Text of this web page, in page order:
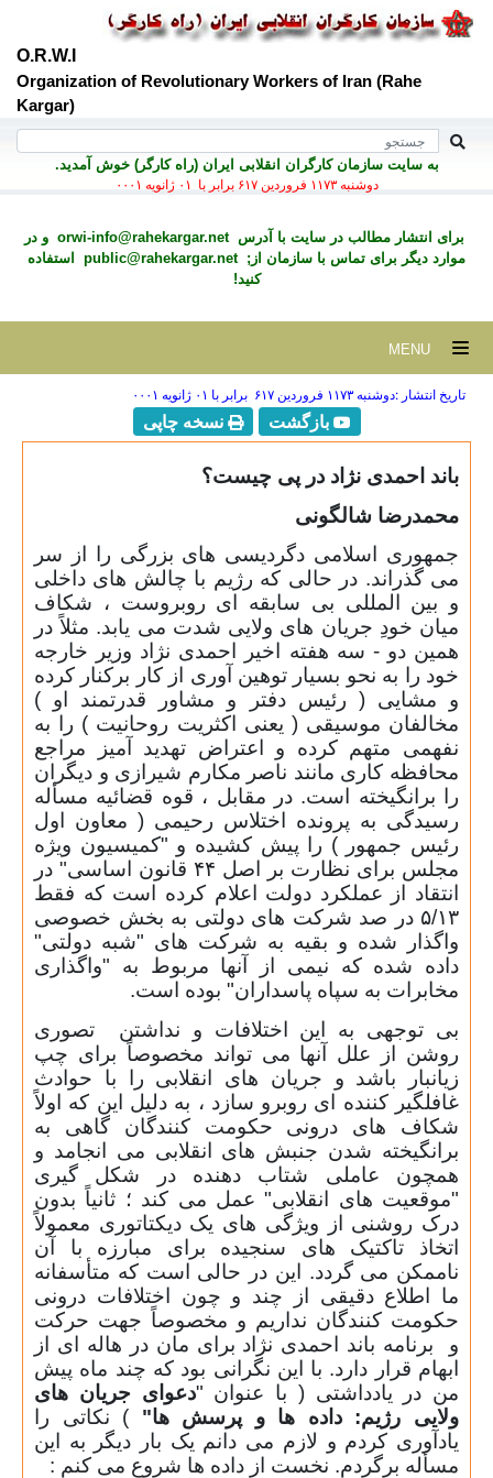
O.R.W.I
Organization of Revolutionary Workers of Iran (Rahe
Kargar)
به سايت سازمان کارگران انقلابی ايران (راه کارگر) خوش آمديد.
دوشنبه ۱۱۷۳ فروردين ۶۱۷ برابر با ۰۱ ژانويه ۰۰۰۱
برای انتشار مطالب در سايت با آدرسorwi-info@rahekargar.net و در
موارد ديگر برای تماس با سازمان از;public@rahekargar.net
استفاده
کنید!
تاریخ انتشار :دوشنبه ۱۱۷۳ فروردين ۶۱۷ برابر با ۰۱ ژانويه ۰۰۰۱
بازگشت نسخه چاپی
باند احمدی نژاد در پی چیست؟
محمدرضا شالگونی
جمهوری اسلامی دگردیسی های بزرگی را از سر
می گذراند. در حالی که رژیم با چالش های داخلی
و بین المللی بی سابقه ای روبروست ، شکاف
میان خودِ جریان های ولایی شدت می یابد. مثلاً در
همین دو - سه هفته اخیر احمدی نژاد وزیر خارجه
خود را به نحو بسیار توهین آوری از کار برکنار کرده
و مشایی ( رئیس دفتر و مشاور قدرتمند او )
مخالفان موسیقی ( یعنی اکثریت روحانیت ) را به
نفهمی متهم کرده و اعتراض تهدید آمیز مراجع
محافظه کاری مانند ناصر مکارم شیرازی و دیگران
را برانگیخته است. در مقابل ، قوه قضائیه مسأله
رسیدگی به پرونده اختلاس رحیمی ( معاون اول
رئیس جمهور ) را پیش کشیده و "کمیسیون ویژه
مجلس برای نظارت بر اصل ۴۴ قانون اساسی" در
انتقاد از عملکرد دولت اعلام کرده است که فقط
۵/۱۳ در صد شرکت های دولتی به بخش خصوصی
واگذار شده و بقیه به شرکت های "شبه دولتی"
داده شده که نیمی از آنها مربوط به "واگذاری
مخابرات به سپاه پاسداران" بوده است.
بی توجهی به این اختلافات و نداشتن
تصوری
روشن از علل آنها می تواند مخصوصاً برای چپ
زیانبار باشد و جریان های انقلابی را با حوادث
غافلگیر کننده ای روبرو سازد ، به دلیل این که اولاً
شکاف های درونی حکومت کنندگان گاهی به
برانگیخته شدن جنبش های انقلابی می انجامد و
همچون عاملی شتاب دهنده در شکل گیری
"موقعیت های انقلابی" عمل می کند ؛ ثانیاً بدون
درک روشنی از ویژگی های یک دیکتاتوری معمولاً
اتخاذ تاکتیک های سنجیده برای مبارزه با آن
ناممکن می گردد. این در حالی است که متأسفانه
ما اطلاع دقیقی از چند و چون اختلافات درونی
حکومت کنندگان نداریم و مخصوصاً جهت حرکت
و
برنامه باند احمدی نژاد برای مان در هاله ای از
ابهام قرار دارد. با این نگرانی بود که چند ماه پیش
من در یادداشتی ( با عنوان "دعوای جریان های
ولایی رژیم: داده ها و پرسش ها" ) نکاتی را
یادآوری کردم و لازم می دانم یک بار دیگر به این
مسأله برگردم. نخست از داده ها شروع می کنم :